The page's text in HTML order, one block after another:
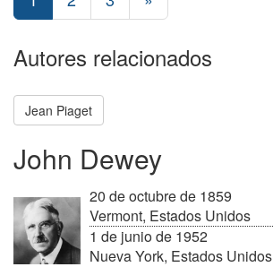
Autores relacionados
Jean Piaget
John Dewey
20 de octubre de 1859
Vermont, Estados Unidos
1 de junio de 1952
Nueva York, Estados Unidos